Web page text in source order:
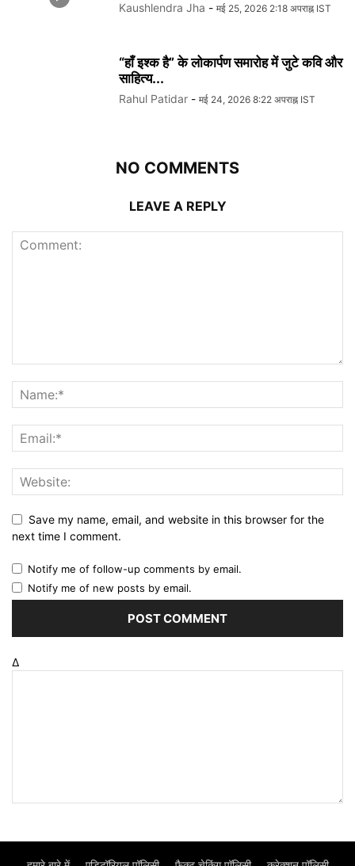
Kaushlendra Jha - मई 25, 2026 2:18 अपराह्न IST
“हाँ इश्क है” के लोकार्पण समारोह में जुटे कवि और
साहित्य...
Rahul Patidar - मई 24, 2026 8:22 अपराह्न IST
NO COMMENTS
LEAVE A REPLY
Save my name, email, and website in this browser for the
next time I comment.
Notify me of follow-up comments by email.
Notify me of new posts by email.
Δ